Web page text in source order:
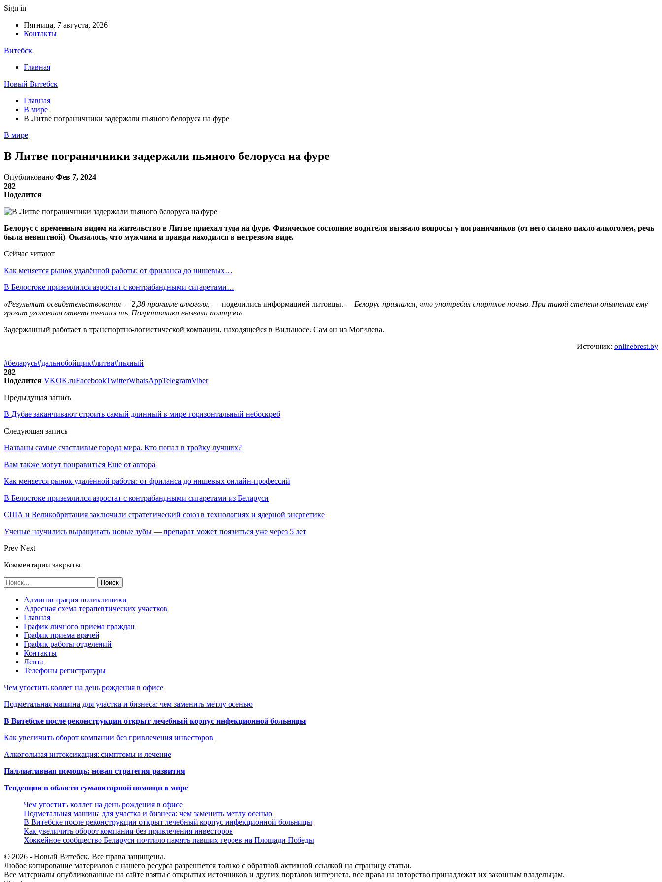
Sign in
Пятница, 7 августа, 2026
Контакты
Витебск
Главная
Новый Витебск
Главная
В мире
В Литве пограничники задержали пьяного белоруса на фуре
В мире
В Литве пограничники задержали пьяного белоруса на фуре
Опубликовано Фев 7, 2024
282
Поделится
Белорус с временным видом на жительство в Литве приехал туда на фуре. Физическое состояние водителя вызвало вопросы у пограничников (от него сильно пахло алкоголем, речь
была невнятной). Оказалось, что мужчина и правда находился в нетрезвом виде.
Сейчас читают
Как меняется рынок удалённой работы: от фриланса до нишевых…
В Белостоке приземлился аэростат с контрабандными сигаретами…
«Результат освидетельствования — 2,38 промилле алкоголя, — поделились информацией литовцы. — Белорус признался, что употребил спиртное ночью. При такой степени опьянения ему
грозит уголовная ответственность. Пограничники вызвали полицию».
Задержанный работает в транспортно-логистической компании, находящейся в Вильнюсе. Сам он из Могилева.
Источник: onlinebrest.by
#беларусь#дальнобойщик#литва#пьяный
282
Поделится VKOK.ruFacebookTwitterWhatsAppTelegramViber
Предыдущая запись
В Дубае заканчивают строить самый длинный в мире горизонтальный небоскреб
Следующая запись
Названы самые счастливые города мира. Кто попал в тройку лучших?
Вам также могут понравиться Еще от автора
Как меняется рынок удалённой работы: от фриланса до нишевых онлайн-профессий
В Белостоке приземлился аэростат с контрабандными сигаретами из Беларуси
США и Великобритания заключили стратегический союз в технологиях и ядерной энергетике
Ученые научились выращивать новые зубы — препарат может появиться уже через 5 лет
Prev Next
Комментарии закрыты.
Администрация поликлиники
Адресная схема терапевтических участков
Главная
График личного приема граждан
График приема врачей
График работы отделений
Контакты
Лента
Телефоны регистратуры
Чем угостить коллег на день рождения в офисе
Подметальная машина для участка и бизнеса: чем заменить метлу осенью
В Витебске после реконструкции открыт лечебный корпус инфекционной больницы
Как увеличить оборот компании без привлечения инвесторов
Алкогольная интоксикация: симптомы и лечение
Паллиативная помощь: новая стратегия развития
Тенденции в области гуманитарной помощи в мире
Чем угостить коллег на день рождения в офисе
Подметальная машина для участка и бизнеса: чем заменить метлу осенью
В Витебске после реконструкции открыт лечебный корпус инфекционной больницы
Как увеличить оборот компании без привлечения инвесторов
Хоккейное сообщество Беларуси почтило память павших героев на Площади Победы
© 2026 - Новый Витебск. Все права защищены.
Любое копирование материалов с нашего ресурса разрешается только с обратной активной ссылкой на страницу статьи.
Все материалы опубликованные на сайте взяты с открытых источников и других порталов интернета, все права на авторство принадлежат их законным владельцам.